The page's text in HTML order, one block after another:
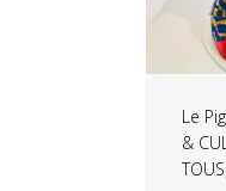
Le
&
TOUS